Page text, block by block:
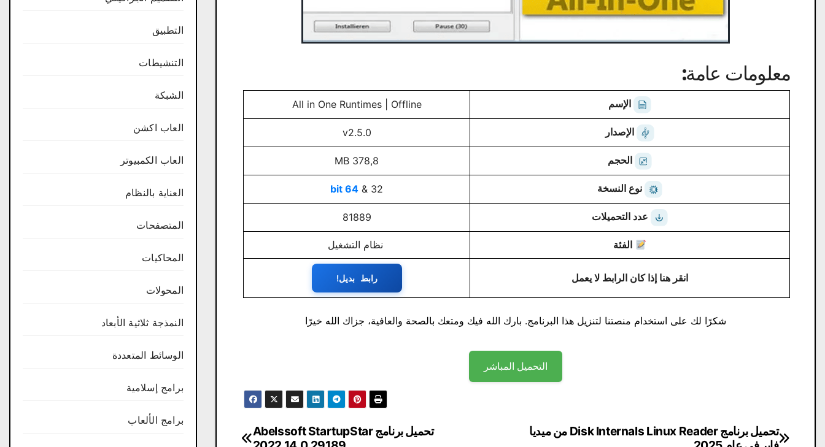
معلومات عامة:
الإسم All in One Runtimes | Offline
الإصدار v2.5.0
الحجم 378,8 MB
نوع النسخة 32 &
64 bit
عدد التحميلات 81889
الفئة نظام التشغيل
انقر هنا إذا كان الرابط لا يعمل رابط بديل!
شكرًا لك على استخدام منصتنا لتنزيل هذا البرنامج. بارك الله فيك ومتعك بالصحة والعافية، جزاك الله خيرًا
التحميل المباشر
تصفّح
تحميل برنامج Abelssoft StartupStar
تحميل برنامج Disk Internals Linux Reader من ميديا
التطبيق
التنشيطات
الشبكة
العاب اكشن
العاب الكمبيوتر
العناية بالنظام
المتصفحات
المحاكيات
المحولات
النمذجة ثلاثية الأبعاد
الوسائط المتعددة
برامج إسلامية
برامج الألعاب